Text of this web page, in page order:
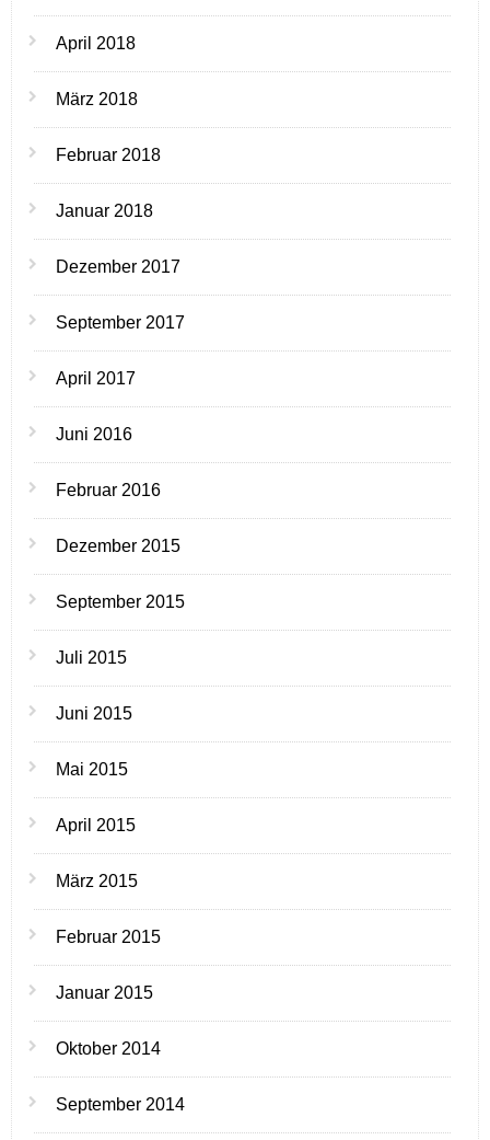
April 2018
März 2018
Februar 2018
Januar 2018
Dezember 2017
September 2017
April 2017
Juni 2016
Februar 2016
Dezember 2015
September 2015
Juli 2015
Juni 2015
Mai 2015
April 2015
März 2015
Februar 2015
Januar 2015
Oktober 2014
September 2014